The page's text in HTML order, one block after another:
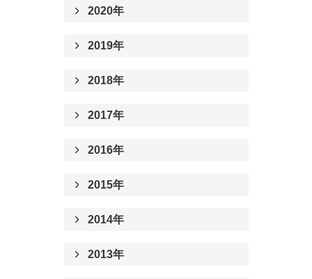
2020年
2019年
2018年
2017年
2016年
2015年
2014年
2013年